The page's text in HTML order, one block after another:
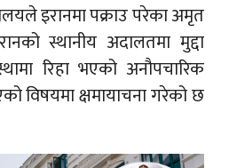
इरानमा पक्राउ परेका अमृत
स्थानीय अदालतमा मुद्दा
रिहा भएको अनौपचारिक
विषयमा क्षमायाचना गरेको छ